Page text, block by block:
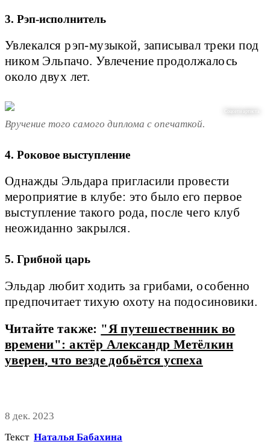
3. Рэп-исполнитель
Увлекался рэп-музыкой, записывал треки под
ником Эльпачо. Увлечение продолжалось
около двух лет.
Вручение того самого диплома с опечаткой.
4. Роковое выступление
Однажды Эльдара пригласили провести
мероприятие в клубе: это было его первое
выступление такого рода, после чего клуб
неожиданно закрылся.
5. Грибной царь
Эльдар любит ходить за грибами, особенно
предпочитает тихую охоту на подосиновики.
Читайте также: "Я путешественник во
времени": актёр Александр Метёлкин
уверен, что везде добьётся успеха
8 дек. 2023
Текст Наталья Бабахина